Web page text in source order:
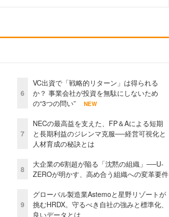
6
VC出資で「戦略的リターン」は得られる
か？ 事業会社が投資を無駄にしないため
の“3つの問い”
NEW
7
NECの最高益を支えた、FP＆Aによる短期
と長期利益のジレンマ克服──経営可視化と
人材育成の秘訣とは
8
大企業の6割超が陥る「沈黙の組織」──U-
ZEROが明かす、高め合う組織への変革要件
9
グローバル製造業Astemoと星野リゾートが
挑むHRDX。守るべき自社の強みと標準化、
良いデータとは